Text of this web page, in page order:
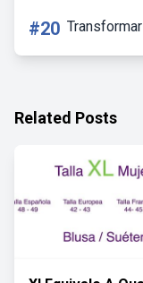
#20
Related Posts